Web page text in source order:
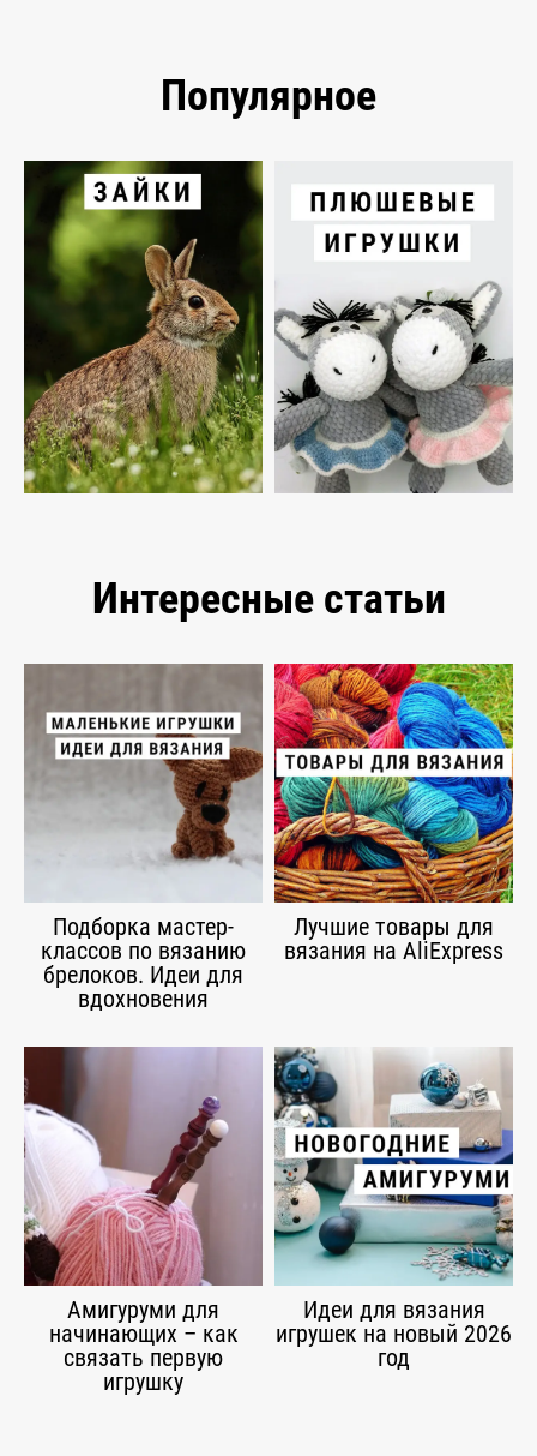
Популярное
Интересные статьи
Подборка мастер-
классов по вязанию
брелоков. Идеи для
вдохновения
Лучшие товары для
вязания на AliExpress
Амигуруми для
начинающих – как
связать первую
игрушку
Идеи для вязания
игрушек на новый 2026
год